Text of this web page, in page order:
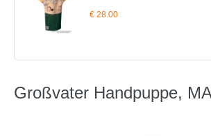
€ 28.00
Großvater Handpuppe,